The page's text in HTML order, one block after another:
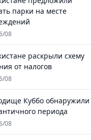
парки на месте
08
раскрыли схему
от налогов
08
Куббо обнаружили
периода
08